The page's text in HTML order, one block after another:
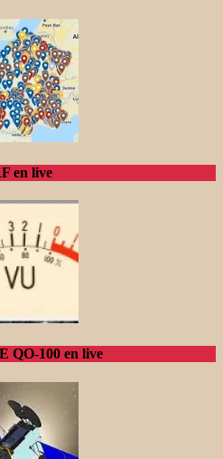
en live
100 en live